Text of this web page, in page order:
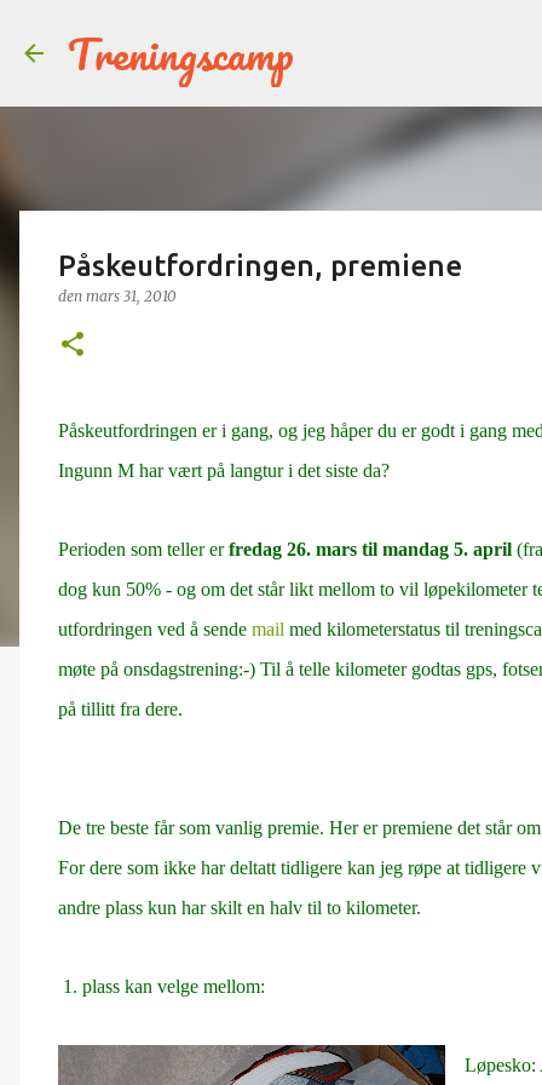
Treningscamp
Påskeutfordringen, premiene
den mars 31, 2010
Påskeutfordringen er i gang, og jeg håper du er godt i gang
Ingunn M har vært på langtur i det siste da?
Perioden som teller erfredag 26. mars til mandag 5. april
dog kun 50% - og om det står likt mellom to vil løpekilometer
utfordringen ved å sende mail med kilometerstatus til
møte på onsdagstrening:-) Til å telle kilometer godtas gps,
på tillitt fra dere.
De tre beste får som vanlig premie. Her er premiene det står
For dere som ikke har deltatt tidligere kan jeg røpe at tidligere
andre plass kun har skilt en halv til to kilometer.
1. plass kan velge mellom:
Løpesko: